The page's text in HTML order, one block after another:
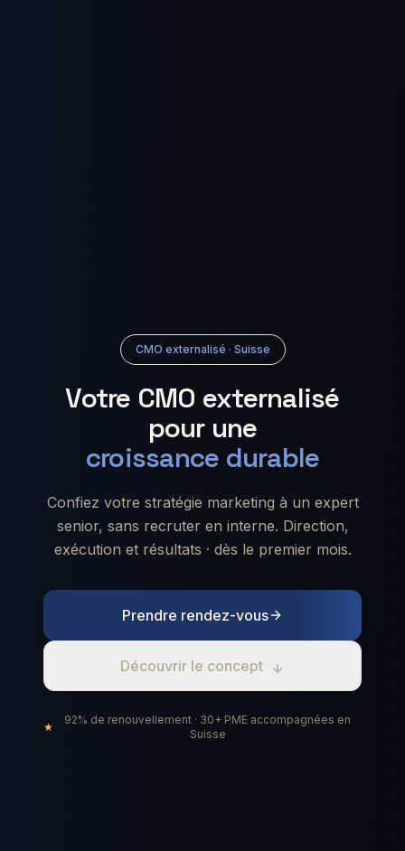
CMO externalisé · Suisse
Votre CMO externalisé
pour une
croissance durable
Confiez votre stratégie marketing à un expert
senior, sans recruter en interne. Direction,
exécution et résultats · dès le premier mois.
Prendre rendez-vous
Découvrir le concept
★
92% de renouvellement · 30+ PME accompagnées en
Suisse